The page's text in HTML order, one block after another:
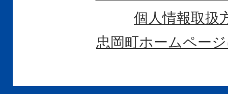
個人情報取扱
忠岡町ホームペー